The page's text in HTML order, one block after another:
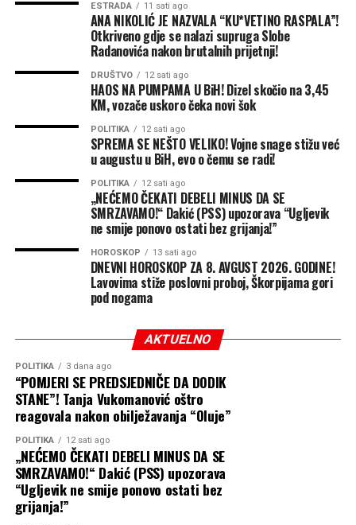
ESTRADA 11 sati ago
ANA NIKOLIĆ JE NAZVALA “KU*VETINO RASPALA”!
Otkriveno gdje se nalazi supruga Slobe
Radanovića nakon brutalnih prijetnji!
DRUŠTVO 12 sati ago
HAOS NA PUMPAMA U BiH! Dizel skočio na 3,45
KM, vozače uskoro čeka novi šok
POLITIKA 12 sati ago
SPREMA SE NEŠTO VELIKO! Vojne snage stižu već
u augustu u BiH, evo o čemu se radi!
POLITIKA 12 sati ago
„NEĆEMO ČEKATI DEBELI MINUS DA SE
SMRZAVAMO!“ Dakić (PSS) upozorava “Ugljevik
ne smije ponovo ostati bez grijanja!”
HOROSKOP 13 sati ago
DNEVNI HOROSKOP ZA 8. AVGUST 2026. GODINE!
Lavovima stiže poslovni proboj, Škorpijama gori
pod nogama
AKTUELNO
POLITIKA 3 dana ago
“POMJERI SE PREDSJEDNIČE DA DODIK
STANE”! Tanja Vukomanović oštro
reagovala nakon obilježavanja “Oluje”
POLITIKA 12 sati ago
„NEĆEMO ČEKATI DEBELI MINUS DA SE
SMRZAVAMO!“ Dakić (PSS) upozorava
“Ugljevik ne smije ponovo ostati bez
grijanja!”